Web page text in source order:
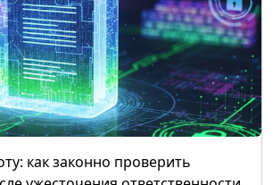
как законно проверить